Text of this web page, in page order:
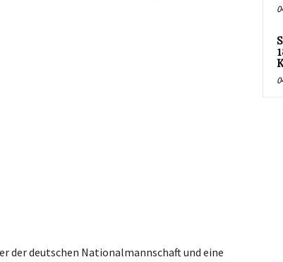
der deutschen Nationalmannschaft und eine